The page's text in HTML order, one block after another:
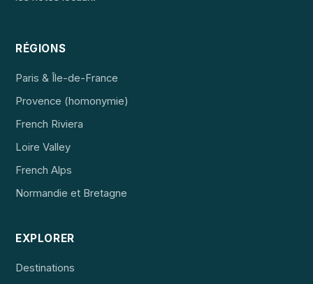
RÉGIONS
Paris & Île-de-France
Provence (homonymie)
French Riviera
Loire Valley
French Alps
Normandie et Bretagne
EXPLORER
Destinations